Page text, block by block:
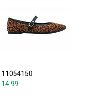
11054150
14.99